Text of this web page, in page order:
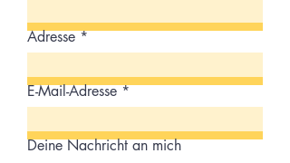
Adresse
E-Mail-Adresse
Deine Nachricht an mich